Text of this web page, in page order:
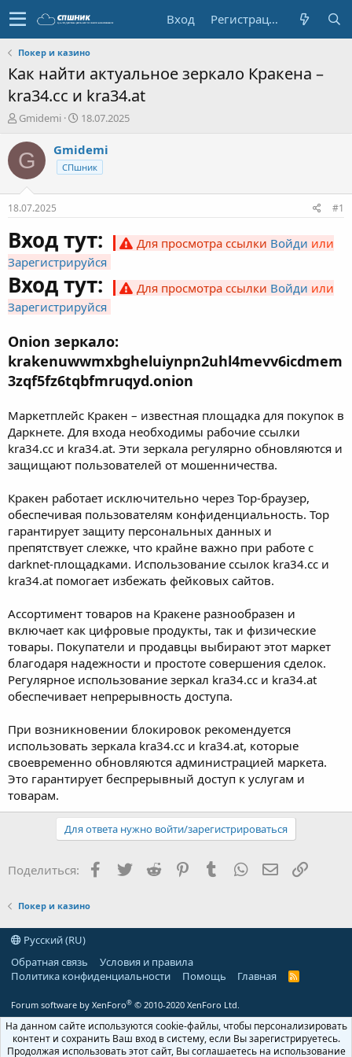
Вход Регистрация
Покер и казино
Как найти актуальное зеркало Кракена –
kra34.cc и kra34.at
А
т
о
р
е
м
ы
Gmidemi
Д
т
а
н
а
18.07.2025
G Gmidemi
СПшник
18.07.2025 #1
Вход тут: Для просмотра ссылки Войди или
Зарегистрируйся
Вход тут: Для просмотра ссылки Войди или
Зарегистрируйся
Onion зеркало:
krakenuwwmxbgheluiynpn2uhl4mevv6icdmem
3zqf5fz6tqbfmruqyd.onion
Маркетплейс Кракен – известная площадка для покупок в
Даркнете. Для входа необходимы рабочие ссылки
kra34.cc и kra34.at. Эти зеркала регулярно обновляются и
защищают пользователей от мошенничества.
Кракен работает исключительно через Тор-браузер,
обеспечивая пользователям конфиденциальность. Тор
гарантирует защиту персональных данных и
препятствует слежке, что крайне важно при работе с
darknet-площадками. Использование ссылок kra34.cc и
kra34.at помогает избежать фейковых сайтов.
Ассортимент товаров на Кракене разнообразен и
включает как цифровые продукты, так и физические
товары. Покупатели и продавцы выбирают этот маркет
благодаря надежности и простоте совершения сделок.
Регулярное использование зеркал kra34.cc и kra34.at
обеспечивает непрерывность доступа.
При возникновении блокировок рекомендуется
использовать зеркала kra34.cc и kra34.at, которые
своевременно обновляются администрацией маркета.
Это гарантирует беспрерывный доступ к услугам и
товарам.
Для ответа нужно войти/зарегистрироваться
Поделиться: Facebook
TwitterReddit PinterestTumblr WhatsApp Ссылка
Покер и казино
Русский (RU)
Обратная связь
Условия и правила
Политика конфиденциальности
Помощь Главная
R
Forum software by XenForo® © 2010-2020 XenForo Ltd.
На данном сайте используются cookie-файлы, чтобы персонализировать
контент и сохранить Ваш вход в систему, если Вы зарегистрируетесь.
Продолжая использовать этот сайт, Вы соглашаетесь на использование